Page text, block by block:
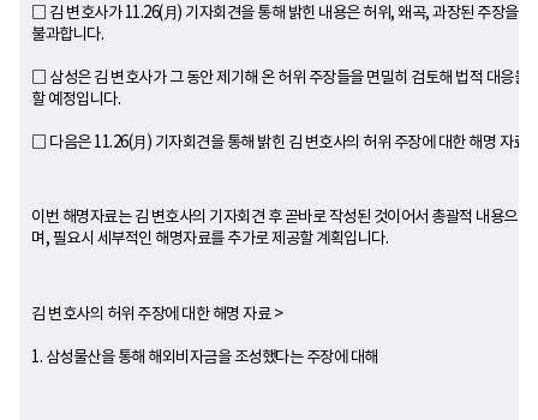
□ 김 변호사가 11.26(月) 기자회견을 통해 밝힌 내용은 허위, 왜곡, 과장된 주장을
불과합니다.
□ 삼성은 김 변호사가 그 동안 제기해 온 허위 주장들을 면밀히 검토해 법적 대응을
할 예정입니다.
□ 다음은 11.26(月) 기자회견을 통해 밝힌 김 변호사의 허위 주장에 대한 해명 자료
이번 해명자료는 김 변호사의 기자회견 후 곧바로 작성된 것이어서 총괄적 내용으로
며, 필요시 세부적인 해명자료를 추가로 제공할 계획입니다.
김 변호사의 허위 주장에 대한 해명 자료 >
1. 삼성물산을 통해 해외비자금을 조성했다는 주장에 대해